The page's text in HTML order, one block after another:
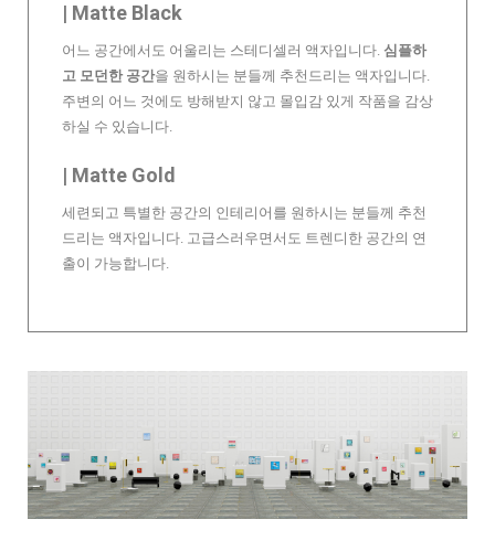
| Matte Black
어느 공간에서도 어울리는 스테디셀러 액자입니다. 심플하
고 모던한 공간을 원하시는 분들께 추천드리는 액자입니다.
주변의 어느 것에도 방해받지 않고 몰입감 있게 작품을 감상
하실 수 있습니다.
| Matte Gold
세련되고 특별한 공간의 인테리어를 원하시는 분들께 추천
드리는 액자입니다. 고급스러우면서도 트렌디한 공간의 연
출이 가능합니다.